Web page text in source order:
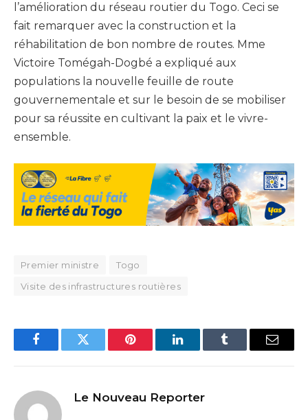
l’amélioration du réseau routier du Togo. Ceci se
fait remarquer avec la construction et la
réhabilitation de bon nombre de routes. Mme
Victoire Tomégah-Dogbé a expliqué aux
populations la nouvelle feuille de route
gouvernementale et sur le besoin de se mobiliser
pour sa réussite en cultivant la paix et le vivre-
ensemble.
Premier ministre
Togo
Visite des infrastructures routières
FacebookTwitter Pinterest LinkedInTumblr Email
Le Nouveau Reporter